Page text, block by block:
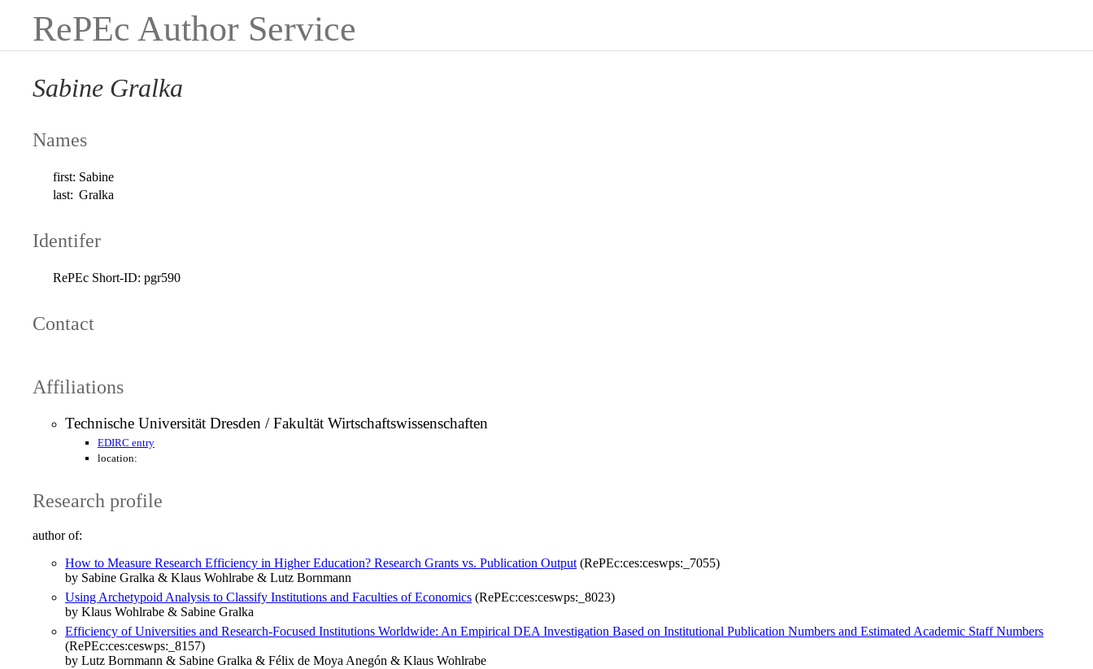
RePEc Author Service
Sabine Gralka
Names
first: Sabine
last: Gralka
Identifer
RePEc Short-ID: pgr590
Contact
Affiliations
Technische Universität Dresden / Fakultät Wirtschaftswissenschaften
EDIRC entry
location:
Research profile
author of:
How to Measure Research Efficiency in Higher Education? Research Grants vs. Publication Output (RePEc:ces:ceswps:_7055)
by Sabine Gralka & Klaus Wohlrabe & Lutz Bornmann
Using Archetypoid Analysis to Classify Institutions and Faculties of Economics (RePEc:ces:ceswps:_8023)
by Klaus Wohlrabe & Sabine Gralka
Efficiency of Universities and Research-Focused Institutions Worldwide: An Empirical DEA Investigation Based on Institutional Publication Numbers and Estimated Academic Staff Numbers
(RePEc:ces:ceswps:_8157)
by Lutz Bornmann & Sabine Gralka & Félix de Moya Anegón & Klaus Wohlrabe